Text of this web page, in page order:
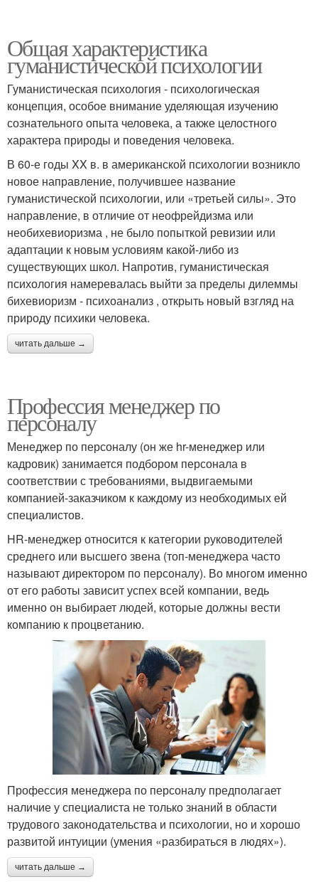
Общая характеристика
гуманистической психологии
Гуманистическая психология - психологическая
концепция, особое внимание уделяющая изучению
сознательного опыта человека, а также целостного
характера природы и поведения человека.
В 60-е годы XX в. в американской психологии возникло
новое направление, получившее название
гуманистической психологии, или «третьей силы». Это
направление, в отличие от неофрейдизма или
необихевиоризма , не было попыткой ревизии или
адаптации к новым условиям какой-либо из
существующих школ. Напротив, гуманистическая
психология намеревалась выйти за пределы дилеммы
бихевиоризм - психоанализ , открыть новый взгляд на
природу психики человека.
читать дальше →
Профессия менеджер по
персоналу
Менеджер по персоналу (он же hr-менеджер или
кадровик) занимается подбором персонала в
соответствии с требованиями, выдвигаемыми
компанией-заказчиком к каждому из необходимых ей
специалистов.
HR-менеджер относится к категории руководителей
среднего или высшего звена (топ-менеджера часто
называют директором по персоналу). Во многом именно
от его работы зависит успех всей компании, ведь
именно он выбирает людей, которые должны вести
компанию к процветанию.
Профессия менеджера по персоналу предполагает
наличие у специалиста не только знаний в области
трудового законодательства и психологии, но и хорошо
развитой интуиции (умения «разбираться в людях»).
читать дальше →